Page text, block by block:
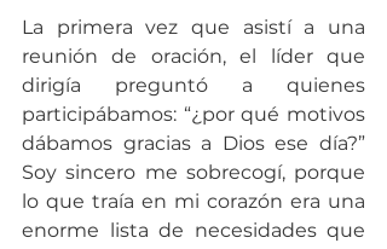
La primera vez que asistí a una
reunión de oración, el líder que
dirigía preguntó a quienes
participábamos: “¿por qué motivos
dábamos gracias a Dios ese día?”
Soy sincero me sobrecogí, porque
lo que traía en mi corazón era una
enorme lista de necesidades que